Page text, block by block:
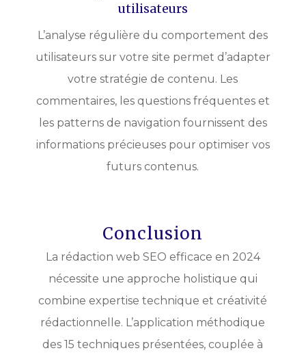
utilisateurs
L’analyse régulière du comportement des
utilisateurs sur votre site permet d’adapter
votre stratégie de contenu. Les
commentaires, les questions fréquentes et
les patterns de navigation fournissent des
informations précieuses pour optimiser vos
futurs contenus.
Conclusion
La rédaction web SEO efficace en 2024
nécessite une approche holistique qui
combine expertise technique et créativité
rédactionnelle. L’application méthodique
des 15 techniques présentées, couplée à